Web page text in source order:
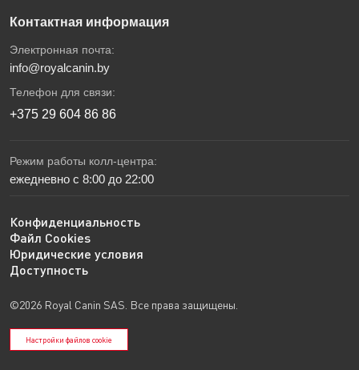
Контактная информация
Электронная почта:
info@royalcanin.by
Телефон для связи:
+375 29 604 86 86
Режим работы колл-центра:
ежедневно с 8:00 до 22:00
Конфиденциальность
Файл Cookies
Юридические условия
Доступность
©2026 Royal Canin SAS. Все права защищены.
Настройки файлов cookie